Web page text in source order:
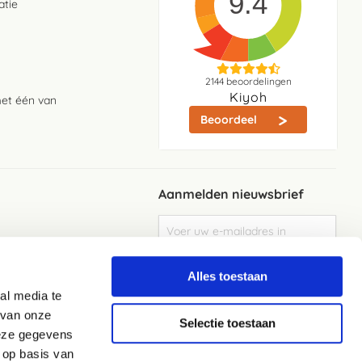
media te
onze
gegevens
basis van
Alles toestaan
Selectie toestaan
één van
2144beoordelingen
Kiyoh
Beoordeel
Aanmelden nieuwsbrief
u
op
Elke week de beste acties en het laaste